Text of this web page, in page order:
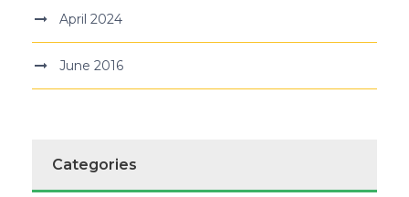
April 2024
June 2016
Categories